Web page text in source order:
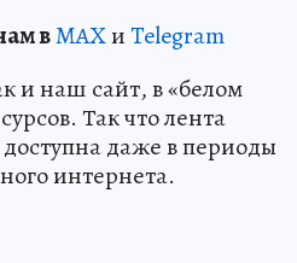
вMAXиTelegram
и наш сайт, в «белом
Так что лента
доступна даже в периоды
интернета.